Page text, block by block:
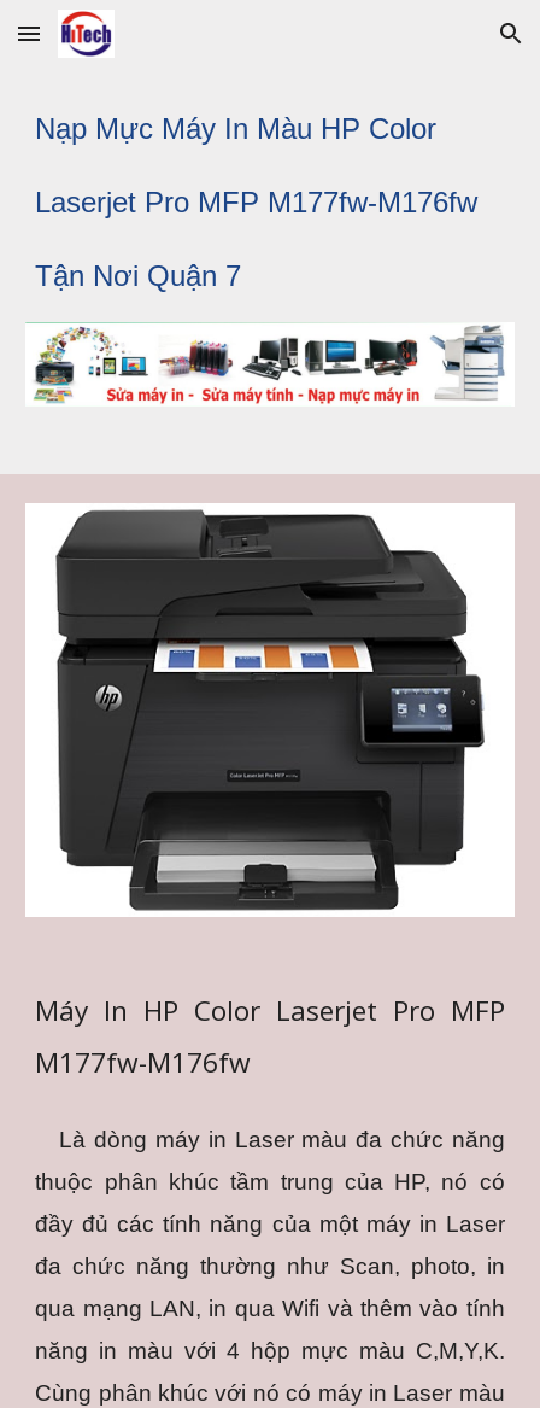
Skip to main content Skip to navigation
Nạp Mực Máy In Màu HP Color
Laserjet Pro MFP M177fw-M176fw
Tận Nơi Quận 7
Máy In HP Color Laserjet Pro MFP
M177fw-M176fw
Là dòng máy in Laser màu đa chức năng
thuộc phân khúc tầm trung của HP, nó có
đầy đủ các tính năng của một máy in Laser
đa chức năng thường như Scan, photo, in
qua mạng LAN, in qua Wifi và thêm vào tính
năng in màu với 4 hộp mực màu C,M,Y,K.
Cùng phân khúc với nó có máy in Laser màu